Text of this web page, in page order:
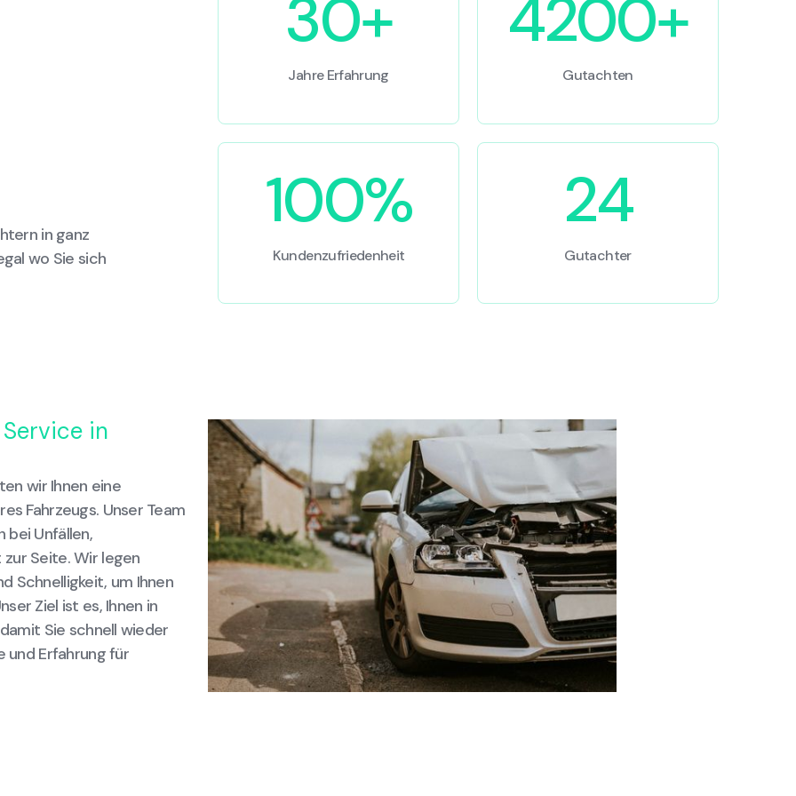
in ganz
wo Sie sich
30+
Jahre Erfahrung
4200+
Gutachten
100%
Kundenzufriedenheit
24
Gutachter
in
wir Ihnen eine
Fahrzeugs. Unser Team
bei Unfällen,
Seite. Wir legen
Schnelligkeit, um Ihnen
Ziel ist es, Ihnen in
Sie schnell wieder
und Erfahrung für